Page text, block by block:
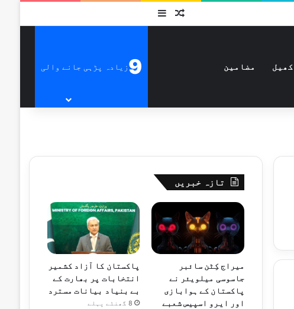
متفرق
کھیل مضامین 9زیادہ پڑہی جانے والی
تازہ خبریں
میراج کِٹن سائبر
جاسوسی میلویئر نے
پاکستان کے ہوابازی
اور ایرو اسپیس شعبے
پاکستان کا آزاد کشمیر
انتخابات پر بھارت کے
بے بنیاد بیانات مسترد
8 گھنٹے پہلے